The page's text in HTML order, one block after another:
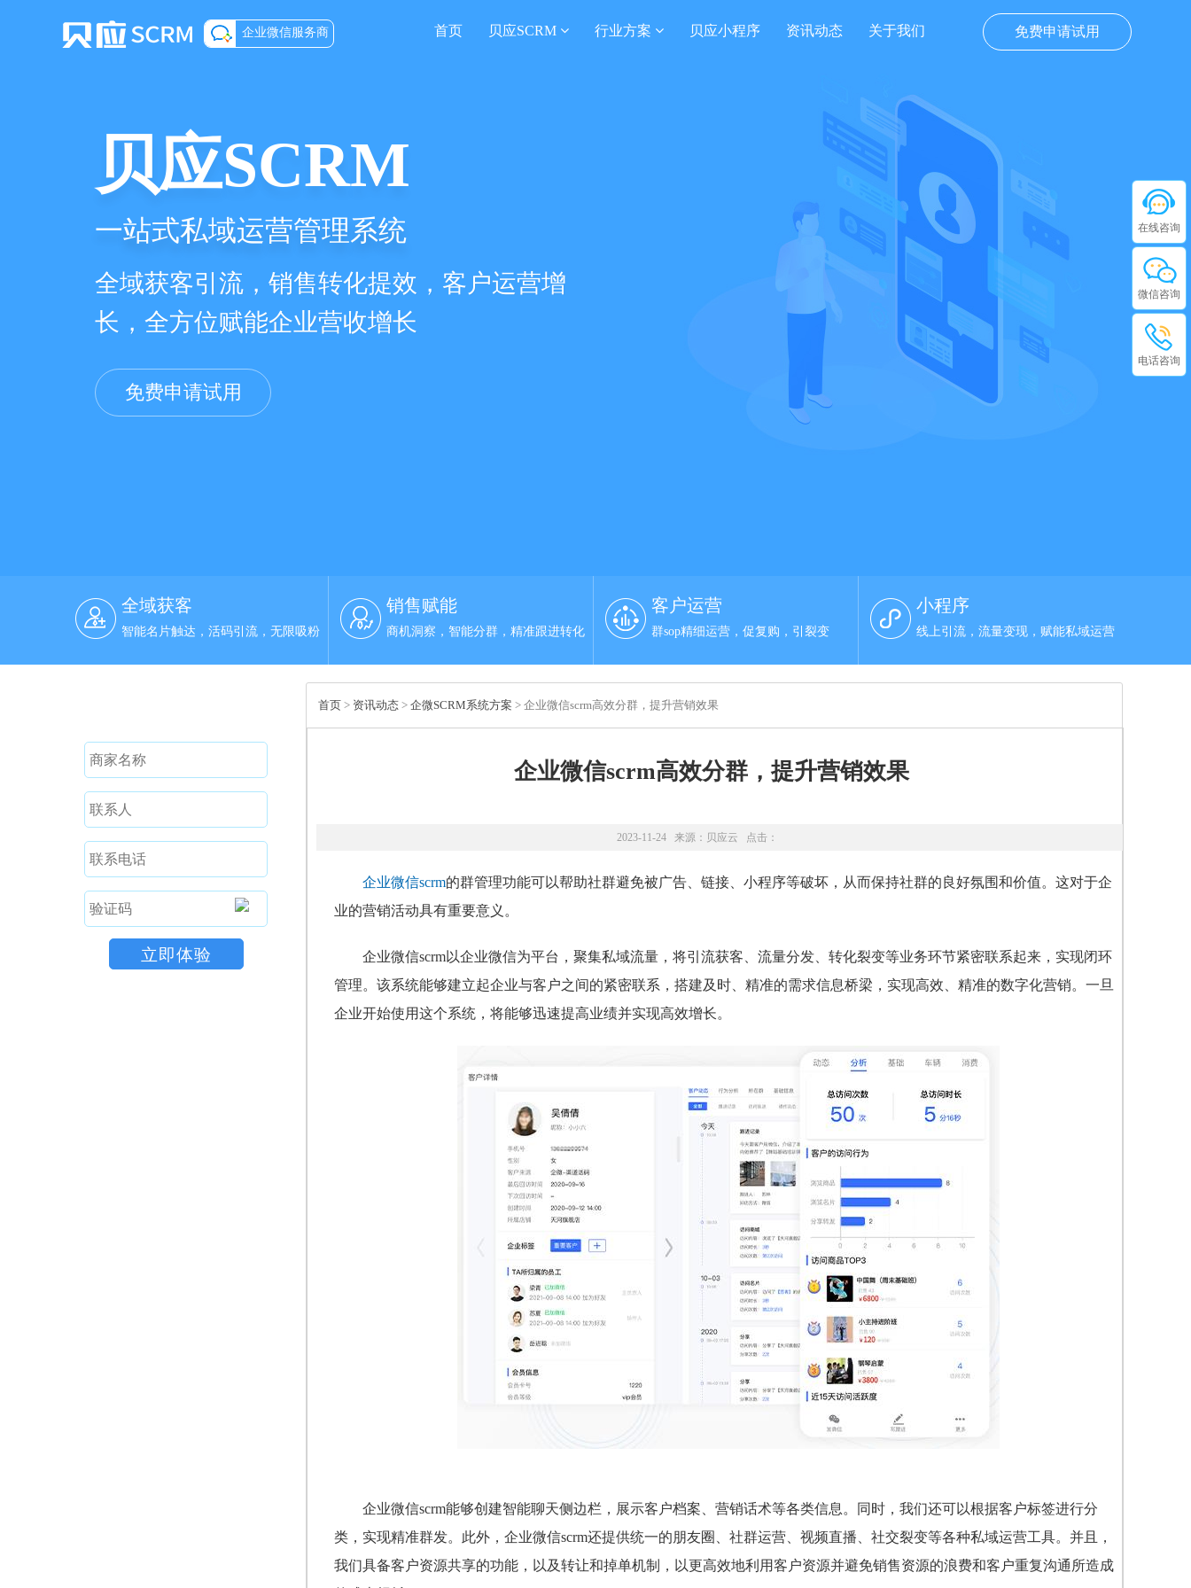
免费申请试用
企业微信服务商 首页 贝应SCRM 行业方案 贝应小程序 资讯动态 关于我们
贝应SCRM
一站式私域运营管理系统
全域获客引流，销售转化提效，客户运营增
长，全方位赋能企业营收增长
免费申请试用
全域获客
智能名片触达，活码引流，无限吸粉
销售赋能
商机洞察，智能分群，精准跟进转化
客户运营
群sop精细运营，促复购，引裂变
小程序
线上引流，流量变现，赋能私域运营
首页 > 资讯动态 > 企微SCRM系统方案 > 企业微信scrm高效分群，提升营销效果
企业微信scrm高效分群，提升营销效果
2023-11-24 来源： 贝应云 点击：
企业微信scrm的群管理功能可以帮助社群避免被广告、链接、小程序等破坏，从而保持社群的良好氛围和价值。这对于企
业的营销活动具有重要意义。
企业微信scrm以企业微信为平台，聚集私域流量，将引流获客、流量分发、转化裂变等业务环节紧密联系起来，实现闭环
管理。该系统能够建立起企业与客户之间的紧密联系，搭建及时、精准的需求信息桥梁，实现高效、精准的数字化营销。一旦
企业开始使用这个系统，将能够迅速提高业绩并实现高效增长。
企业微信scrm能够创建智能聊天侧边栏，展示客户档案、营销话术等各类信息。同时，我们还可以根据客户标签进行分
类，实现精准群发。此外，企业微信scrm还提供统一的朋友圈、社群运营、视频直播、社交裂变等各种私域运营工具。并且，
我们具备客户资源共享的功能，以及转让和掉单机制，以更高效地利用客户资源并避免销售资源的浪费和客户重复沟通所造成
在线咨询
微信咨询
电话咨询